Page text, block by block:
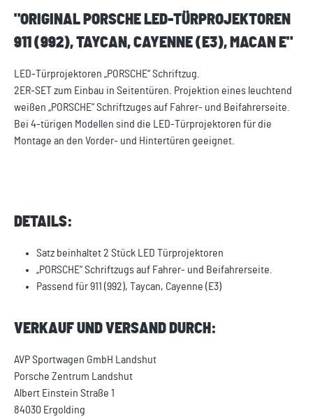
"ORIGINAL PORSCHE LED-TÜRPROJEKTOREN
911 (992), TAYCAN, CAYENNE (E3), MACAN E"
LED-Türprojektoren „PORSCHE“ Schriftzug.
2ER-SET zum Einbau in Seitentüren. Projektion eines leuchtend
weißen „PORSCHE“ Schriftzuges auf Fahrer- und Beifahrerseite.
Bei 4-türigen Modellen sind die LED-Türprojektoren für die
Montage an den Vorder- und Hintertüren geeignet.
DETAILS:
Satz beinhaltet 2 Stück LED Türprojektoren
„PORSCHE“ Schriftzugs auf Fahrer- und Beifahrerseite.
Passend für 911 (992), Taycan, Cayenne (E3)
VERKAUF UND VERSAND DURCH:
AVP Sportwagen GmbH Landshut
Porsche Zentrum Landshut
Albert Einstein Straße 1
84030 Ergolding